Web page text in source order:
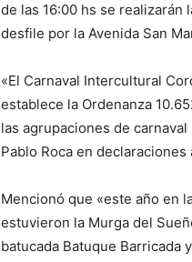
de las 16:00 hs se realizarán
desfile por la Avenida San
«El Carnaval Intercultural
establece la Ordenanza
las agrupaciones de
Pablo Roca en declaraciones
Mencionó que «este año en
estuvieron la Murga del
batucada Batuque Barricada